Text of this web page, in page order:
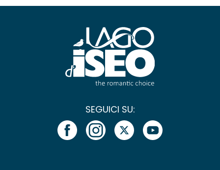
SEGUICI SU: